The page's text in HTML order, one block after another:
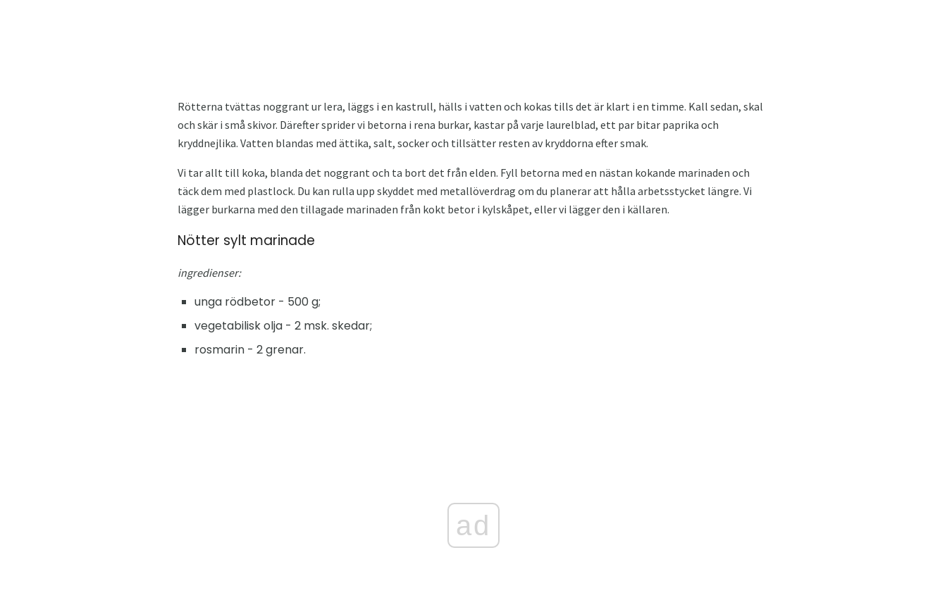
Rötterna tvättas noggrant ur lera, läggs i en kastrull, hälls i vatten och kokas tills det är klart i en timme. Kall sedan, skal
och skär i små skivor. Därefter sprider vi betorna i rena burkar, kastar på varje laurelblad, ett par bitar paprika och
kryddnejlika. Vatten blandas med ättika, salt, socker och tillsätter resten av kryddorna efter smak.
Vi tar allt till koka, blanda det noggrant och ta bort det från elden. Fyll betorna med en nästan kokande marinaden och
täck dem med plastlock. Du kan rulla upp skyddet med metallöverdrag om du planerar att hålla arbetsstycket längre. Vi
lägger burkarna med den tillagade marinaden från kokt betor i kylskåpet, eller vi lägger den i källaren.
Nötter sylt marinade
ingredienser:
unga rödbetor - 500 g;
vegetabilisk olja - 2 msk. skedar;
rosmarin - 2 grenar.
ad